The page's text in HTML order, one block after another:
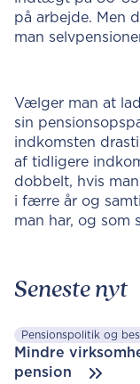
på arbejde. Men
man
Vælger man at
sin
indkomsten
af tidligere
dobbelt, hvis
i færre år og
man har, og som
Seneste nyt
Pensionspolitik og
Mindre
pension